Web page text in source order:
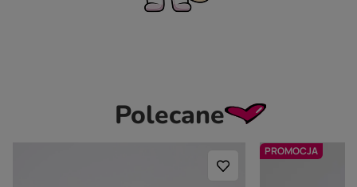
Polecane
PROMOCJA